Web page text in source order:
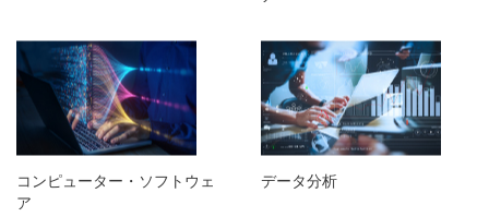
コンピューター・ソフトウェ
ア
データ分析